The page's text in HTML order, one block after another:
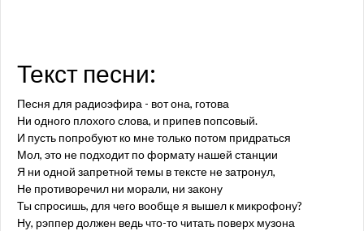
Текст песни:
Песня для радиоэфира - вот она, готова
Ни одного плохого слова, и припев попсовый.
И пусть попробуют ко мне только потом придраться
Мол, это не подходит по формату нашей станции
Я ни одной запретной темы в тексте не затронул,
Не противоречил ни морали, ни закону
Ты спросишь, для чего вообще я вышел к микрофону?
Ну, рэппер должен ведь что-то читать поверх музона